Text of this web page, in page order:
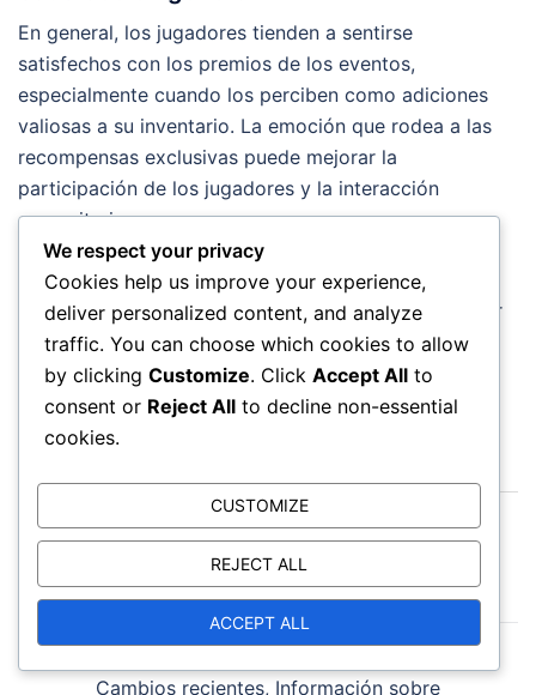
En general, los jugadores tienden a sentirse
satisfechos con los premios de los eventos,
especialmente cuando los perciben como adiciones
valiosas a su inventario. La emoción que rodea a las
recompensas exclusivas puede mejorar la
participación de los jugadores y la interacción
comunitaria.
Para maximizar la satisfacción, los jugadores deben
participar activamente en los eventos y proporcionar
comentarios sobre sus experiencias, ayudando a dar
forma a futuros eventos y recompensas en Diablo
Immortal.
navigation
Comparaciones de premios de eventos de
Diablo Immortal: Diferentes eventos, Ofertas de
premios, Reclamación
Cambios recientes, Información sobre
We respect your privacy
Cookies help us improve your experience,
deliver personalized content, and analyze
traffic. You can choose which cookies to allow
by clicking Customize. Click Accept All to
consent or Reject All to decline non-essential
cookies.
CUSTOMIZE
REJECT ALL
ACCEPT ALL